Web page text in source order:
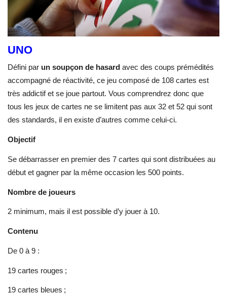
UNO
Défini par un soupçon de hasard avec des coups prémédités
accompagné de réactivité, ce jeu composé de 108 cartes est
très addictif et se joue partout. Vous comprendrez donc que
tous les jeux de cartes ne se limitent pas aux 32 et 52 qui sont
des standards, il en existe d’autres comme celui-ci.
Objectif
Se débarrasser en premier des 7 cartes qui sont distribuées au
début et gagner par la même occasion les 500 points.
Nombre de joueurs
2 minimum, mais il est possible d’y jouer à 10.
Contenu
De 0 à 9 :
19 cartes rouges ;
19 cartes bleues ;